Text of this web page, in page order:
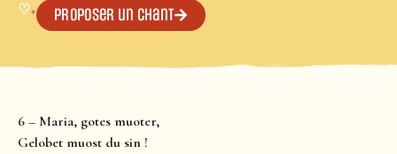
♡+ Proposer un chant
6 – Maria, gotes muoter,
Gelobet muost du sin !